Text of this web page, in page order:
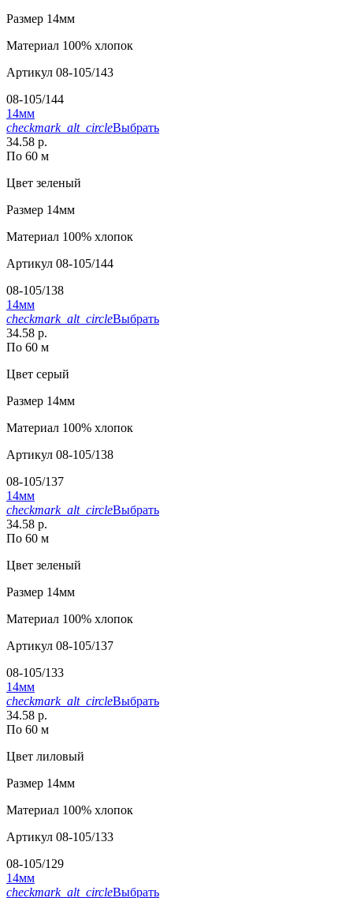
Размер 14мм
Материал 100% хлопок
Артикул 08-105/143
08-105/144
14мм
checkmark_alt_circleВыбрать
34.58 р.
По 60 м
Цвет зеленый
Размер 14мм
Материал 100% хлопок
Артикул 08-105/144
08-105/138
14мм
checkmark_alt_circleВыбрать
34.58 р.
По 60 м
Цвет серый
Размер 14мм
Материал 100% хлопок
Артикул 08-105/138
08-105/137
14мм
checkmark_alt_circleВыбрать
34.58 р.
По 60 м
Цвет зеленый
Размер 14мм
Материал 100% хлопок
Артикул 08-105/137
08-105/133
14мм
checkmark_alt_circleВыбрать
34.58 р.
По 60 м
Цвет лиловый
Размер 14мм
Материал 100% хлопок
Артикул 08-105/133
08-105/129
14мм
checkmark_alt_circleВыбрать